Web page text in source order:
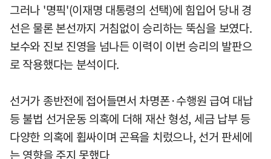
그러나 '명픽'(이재명 대통령의 선택)에 힘입어 당내 경
선은 물론 본선까지 거침없이 승리하는 뚝심을 보였다.
보수와 진보 진영을 넘나든 이력이 이번 승리의 발판으
로 작용했다는 분석이다.
선거가 종반전에 접어들면서 차명폰·수행원 급여 대납
등 불법 선거운동 의혹에 더해 재산 형성, 세금 납부 등
다양한 의혹에 휩싸이며 곤욕을 치렀으나, 선거 판세에
는 영향을 주지 못했다